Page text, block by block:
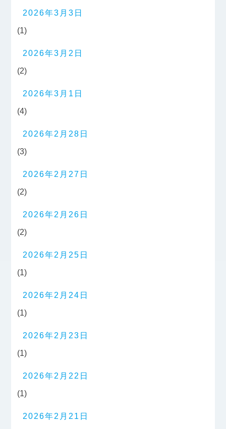
2026年3月3日
(1)
2026年3月2日
(2)
2026年3月1日
(4)
2026年2月28日
(3)
2026年2月27日
(2)
2026年2月26日
(2)
2026年2月25日
(1)
2026年2月24日
(1)
2026年2月23日
(1)
2026年2月22日
(1)
2026年2月21日